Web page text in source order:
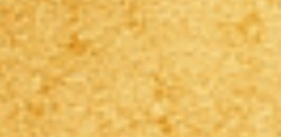
FORMATION APPRENDRE
LA VOYANCE ET LES ARTS
DIVINATOIRES (3 MOIS)
200,00€